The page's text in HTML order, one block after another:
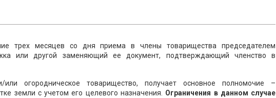
трех месяцев со дня приема в члены товарищества председателем
или другой заменяющий ее документ, подтверждающий членство в
огородническое товарищество, получает основное полномочие –
земли с учетом его целевого назначения. Ограничения в данном случае